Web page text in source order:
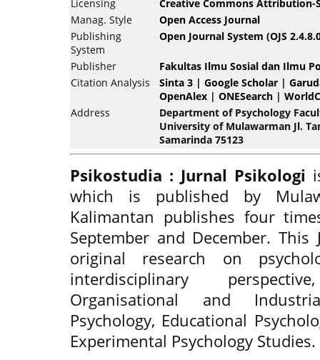
Licensing
Creative Commons Attribution-
Manag. Style
Open Access Journal
Publishing
System
Open Journal System (OJS
Publisher
Fakultas Ilmu Sosial dan Ilmu
Citation Analysis
Sinta 3 | Google Scholar |
OpenAlex | ONESearch |
Address
Department of Psychology
University of Mulawarman Jl.
Samarinda 75123
Psikostudia : Jurnal Psikologi
which is published by
Kalimantan publishes four
September and December.
original research on
interdisciplinary
Organisational and
Psychology, Educational
Experimental Psychology Studies.